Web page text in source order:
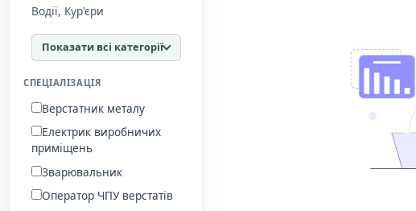
Водії, Кур'єри
Показати всі категорії
СПЕЦІАЛІЗАЦІЯ
Верстатник металу
Електрик виробничих
приміщень
Зварювальник
Оператор ЧПУ верстатів